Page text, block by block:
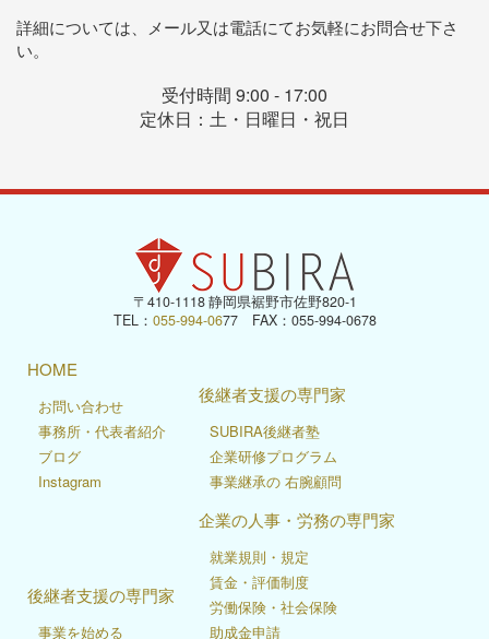
詳細については、メール又は電話にてお気軽にお問合せ下さ
い。
受付時間 9:00 - 17:00
定休日：土・日曜日・祝日
〒410-1118 静岡県裾野市佐野820-1
TEL： 055-994-0677 FAX：055-994-0678
HOME
お問い合わせ
事務所・代表者紹介
ブログ
Instagram
後継者支援の専門家
SUBIRA後継者塾
企業研修プログラム
事業継承の 右腕顧問
後継者支援の専門家
事業を始める
企業の人事・労務の専門家
就業規則・規定
賃金・評価制度
労働保険・社会保険
助成金申請